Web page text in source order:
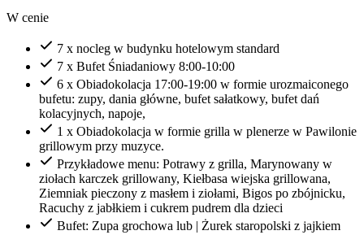
W cenie
7 x nocleg w budynku hotelowym standard
7 x Bufet Śniadaniowy 8:00-10:00
6 x Obiadokolacja 17:00-19:00 w formie urozmaiconego
bufetu: zupy, dania główne, bufet sałatkowy, bufet dań
kolacyjnych, napoje,
1 x Obiadokolacja w formie grilla w plenerze w Pawilonie
grillowym przy muzyce.
Przykładowe menu: Potrawy z grilla, Marynowany w
ziołach karczek grillowany, Kiełbasa wiejska grillowana,
Ziemniak pieczony z masłem i ziołami, Bigos po zbójnicku,
Racuchy z jabłkiem i cukrem pudrem dla dzieci
Bufet: Zupa grochowa lub | Żurek staropolski z jajkiem